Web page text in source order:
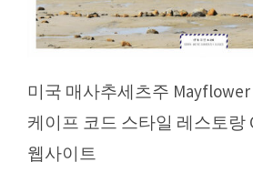
미국 매사추세츠주
케이프 코드 스타일 레스토랑
웹사이트